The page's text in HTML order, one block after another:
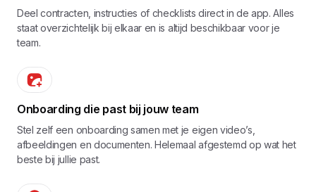
Deel contracten, instructies of checklists direct in de app. Alles
staat overzichtelijk bij elkaar en is altijd beschikbaar voor je
team.
Onboarding die past bij jouw team
Stel zelf een onboarding samen met je eigen video’s,
afbeeldingen en documenten. Helemaal afgestemd op wat het
beste bij jullie past.